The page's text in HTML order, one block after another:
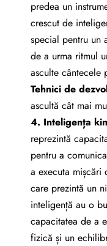
predea un
crescut de
special pentru un
de a urma ritmul
asculte cântecele
Tehnici de
ascultă cât mai
4. Inteligența
reprezintă
pentru a
a executa mișcări
care prezintă un
inteligență au o
capacitatea de a
fizică și un